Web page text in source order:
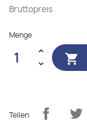
Bruttopreis
Menge

Teilen